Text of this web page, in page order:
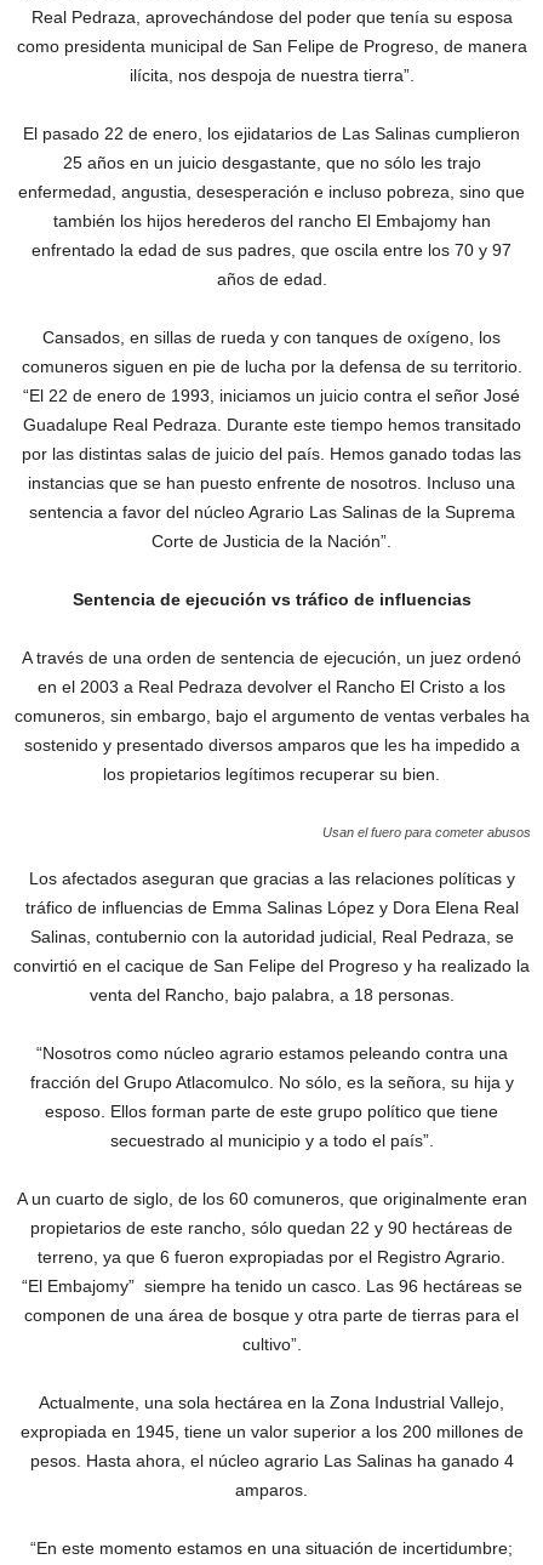
Real Pedraza, aprovechándose del poder que tenía su esposa
como presidenta municipal de San Felipe de Progreso, de manera
ilícita, nos despoja de nuestra tierra”.
El pasado 22 de enero, los ejidatarios de Las Salinas cumplieron
25 años en un juicio desgastante, que no sólo les trajo
enfermedad, angustia, desesperación e incluso pobreza, sino que
también los hijos herederos del rancho El Embajomy han
enfrentado la edad de sus padres, que oscila entre los 70 y 97
años de edad.
Cansados, en sillas de rueda y con tanques de oxígeno, los
comuneros siguen en pie de lucha por la defensa de su territorio.
“El 22 de enero de 1993, iniciamos un juicio contra el señor José
Guadalupe Real Pedraza. Durante este tiempo hemos transitado
por las distintas salas de juicio del país. Hemos ganado todas las
instancias que se han puesto enfrente de nosotros. Incluso una
sentencia a favor del núcleo Agrario Las Salinas de la Suprema
Corte de Justicia de la Nación”.
Sentencia de ejecución vs tráfico de influencias
A través de una orden de sentencia de ejecución, un juez ordenó
en el 2003 a Real Pedraza devolver el Rancho El Cristo a los
comuneros, sin embargo, bajo el argumento de ventas verbales ha
sostenido y presentado diversos amparos que les ha impedido a
los propietarios legítimos recuperar su bien.
Usan el fuero para cometer abusos
Los afectados aseguran que gracias a las relaciones políticas y
tráfico de influencias de Emma Salinas López y Dora Elena Real
Salinas, contubernio con la autoridad judicial, Real Pedraza, se
convirtió en el cacique de San Felipe del Progreso y ha realizado la
venta del Rancho, bajo palabra, a 18 personas.
“Nosotros como núcleo agrario estamos peleando contra una
fracción del Grupo Atlacomulco. No sólo, es la señora, su hija y
esposo. Ellos forman parte de este grupo político que tiene
secuestrado al municipio y a todo el país”.
A un cuarto de siglo, de los 60 comuneros, que originalmente eran
propietarios de este rancho, sólo quedan 22 y 90 hectáreas de
terreno, ya que 6 fueron expropiadas por el Registro Agrario.
“El Embajomy” siempre ha tenido un casco. Las 96 hectáreas se
componen de una área de bosque y otra parte de tierras para el
cultivo”.
Actualmente, una sola hectárea en la Zona Industrial Vallejo,
expropiada en 1945, tiene un valor superior a los 200 millones de
pesos. Hasta ahora, el núcleo agrario Las Salinas ha ganado 4
amparos.
“En este momento estamos en una situación de incertidumbre;